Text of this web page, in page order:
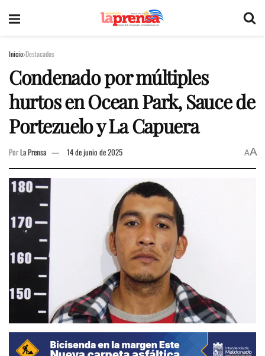
Inicio Destacados
Condenado por múltiples
hurtos en Ocean Park, Sauce de
Portezuelo y La Capuera
PorLa Prensa 14 de junio de 2025 AA